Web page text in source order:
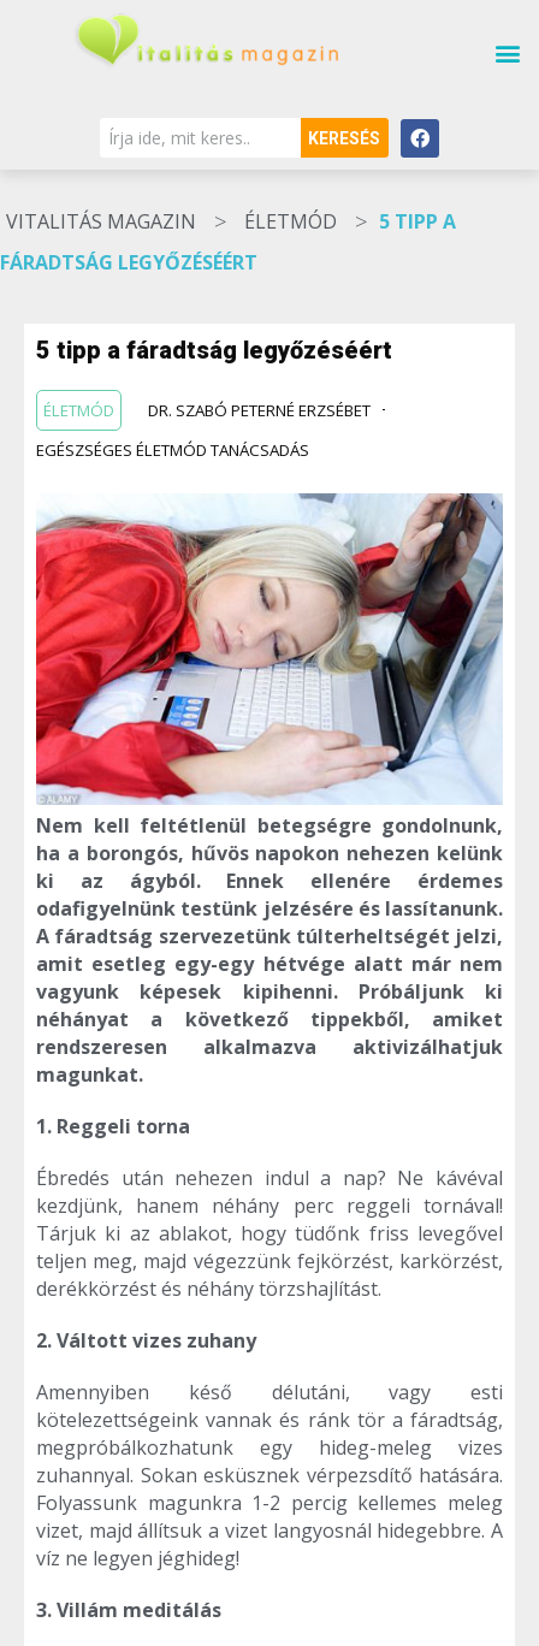
KERESÉS
VITALITÁS MAGAZIN > ÉLETMÓD > 5 TIPP A
FÁRADTSÁG LEGYŐZÉSÉÉRT
5 tipp a fáradtság legyőzéséért
ÉLETMÓD
DR. SZABÓ PETERNÉ ERZSÉBET
EGÉSZSÉGES ÉLETMÓD TANÁCSADÁS
Nem kell feltétlenül betegségre gondolnunk,
ha a borongós, hűvös napokon nehezen kelünk
ki az ágyból. Ennek ellenére érdemes
odafigyelnünk testünk jelzésére és lassítanunk.
A fáradtság szervezetünk túlterheltségét jelzi,
amit esetleg egy-egy hétvége alatt már nem
vagyunk képesek kipihenni. Próbáljunk ki
néhányat a következő tippekből, amiket
rendszeresen alkalmazva aktivizálhatjuk
magunkat.
1. Reggeli torna
Ébredés után nehezen indul a nap? Ne kávéval
kezdjünk, hanem néhány perc reggeli tornával!
Tárjuk ki az ablakot, hogy tüdőnk friss levegővel
teljen meg, majd végezzünk fejkörzést, karkörzést,
derékkörzést és néhány törzshajlítást.
2. Váltott vizes zuhany
Amennyiben késő délutáni, vagy esti
kötelezettségeink vannak és ránk tör a fáradtság,
megpróbálkozhatunk egy hideg-meleg vizes
zuhannyal. Sokan esküsznek vérpezsdítő hatására.
Folyassunk magunkra 1-2 percig kellemes meleg
vizet, majd állítsuk a vizet langyosnál hidegebbre. A
víz ne legyen jéghideg!
3. Villám meditálás